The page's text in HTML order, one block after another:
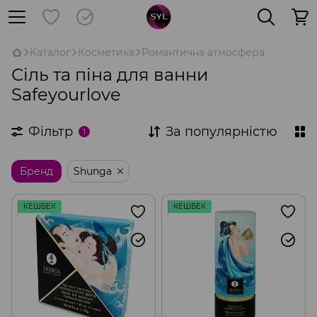
Каталог Косметика Романтична атмосфера
Сіль та піна для ванни
Safeyourlove
Фільтр 1 За популярністю
Бренд Shunga
КЕШБЕК КЕШБЕК